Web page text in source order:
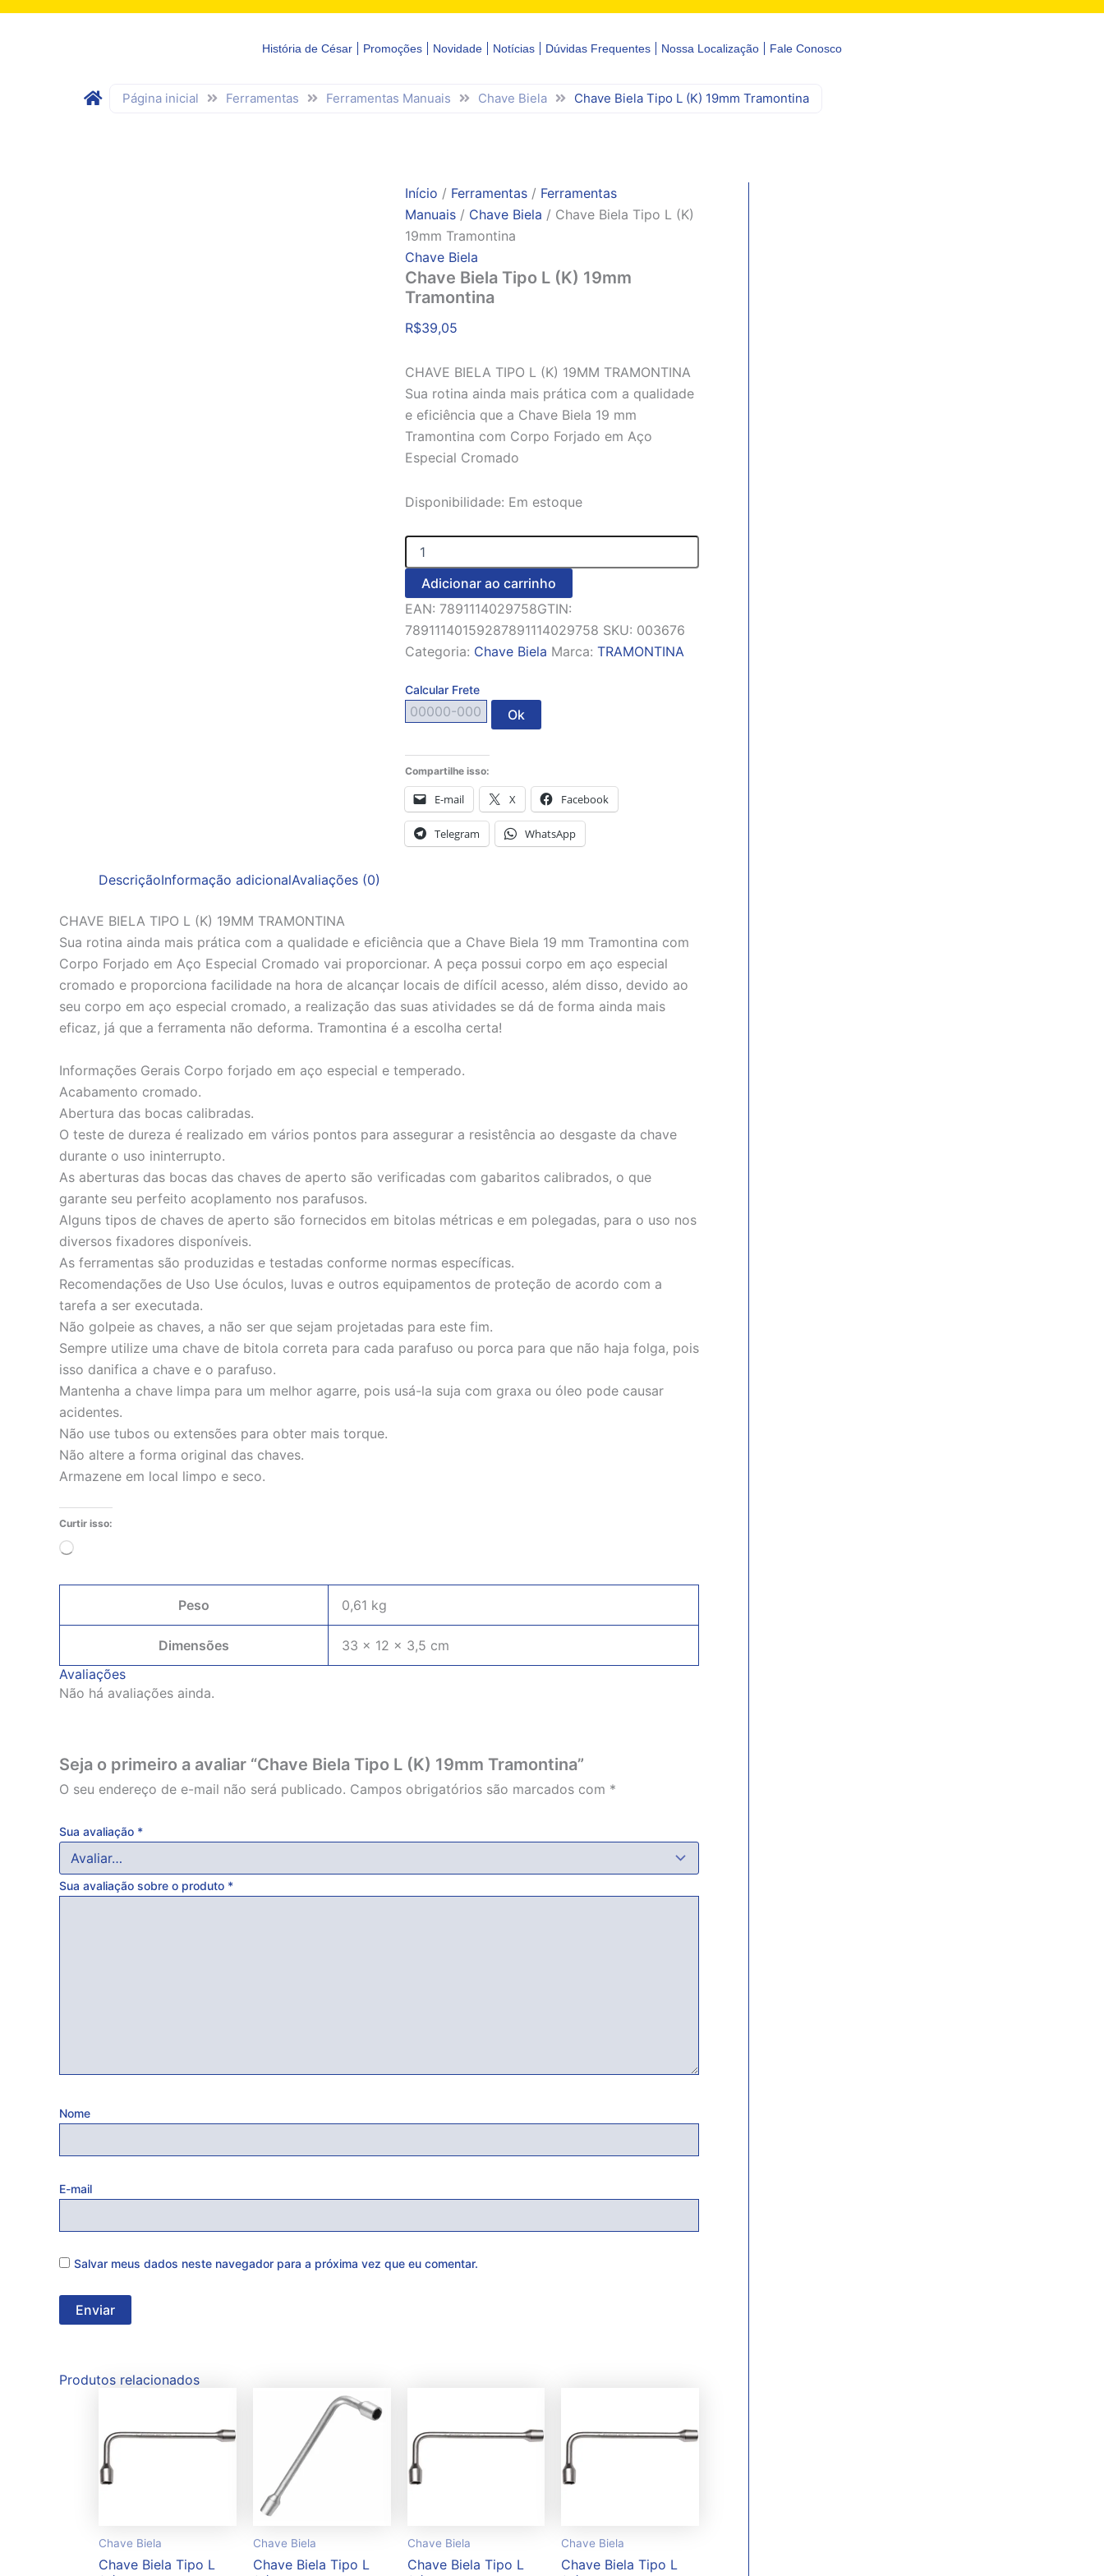
História de César Promoções Novidade Notícias Dúvidas Frequentes Nossa Localização Fale Conosco
Página inicial Ferramentas Ferramentas Manuais Chave Biela Chave Biela Tipo L (K) 19mm Tramontina
Início / Ferramentas/ Ferramentas
Manuais/ Chave Biela / Chave Biela Tipo L (K)
19mm Tramontina
Chave Biela
Chave Biela Tipo L (K) 19mm
Tramontina
R$39,05
CHAVE BIELA TIPO L (K) 19MM TRAMONTINA
Sua rotina ainda mais prática com a qualidade
e eficiência que a Chave Biela 19 mm
Tramontina com Corpo Forjado em Aço
Especial Cromado
Disponibilidade: Em estoque
Adicionar ao carrinho
EAN: 7891114029758GTIN:
78911140159287891114029758 SKU: 003676
Categoria: Chave Biela Marca: TRAMONTINA
Calcular Frete
Ok
Compartilhe isso:
E-mail X Facebook
Telegram WhatsApp
DescriçãoInformação adicionalAvaliações (0)
CHAVE BIELA TIPO L (K) 19MM TRAMONTINA
Sua rotina ainda mais prática com a qualidade e eficiência que a Chave Biela 19 mm Tramontina com
Corpo Forjado em Aço Especial Cromado vai proporcionar. A peça possui corpo em aço especial
cromado e proporciona facilidade na hora de alcançar locais de difícil acesso, além disso, devido ao
seu corpo em aço especial cromado, a realização das suas atividades se dá de forma ainda mais
eficaz, já que a ferramenta não deforma. Tramontina é a escolha certa!
Informações Gerais Corpo forjado em aço especial e temperado.
Acabamento cromado.
Abertura das bocas calibradas.
O teste de dureza é realizado em vários pontos para assegurar a resistência ao desgaste da chave
durante o uso ininterrupto.
As aberturas das bocas das chaves de aperto são verificadas com gabaritos calibrados, o que
garante seu perfeito acoplamento nos parafusos.
Alguns tipos de chaves de aperto são fornecidos em bitolas métricas e em polegadas, para o uso nos
diversos fixadores disponíveis.
As ferramentas são produzidas e testadas conforme normas específicas.
Recomendações de Uso Use óculos, luvas e outros equipamentos de proteção de acordo com a
tarefa a ser executada.
Não golpeie as chaves, a não ser que sejam projetadas para este fim.
Sempre utilize uma chave de bitola correta para cada parafuso ou porca para que não haja folga, pois
isso danifica a chave e o parafuso.
Mantenha a chave limpa para um melhor agarre, pois usá-la suja com graxa ou óleo pode causar
acidentes.
Não use tubos ou extensões para obter mais torque.
Não altere a forma original das chaves.
Armazene em local limpo e seco.
Curtir isso:
Carregando...
Peso 0,61 kg
Dimensões
33 × 12 × 3,5 cm
Avaliações
Não há avaliações ainda.
Seja o primeiro a avaliar “Chave Biela Tipo L (K) 19mm Tramontina”
O seu endereço de e-mail não será publicado. Campos obrigatórios são marcados com *
Sua avaliação *
Sua avaliação sobre o produto *
Nome
E-mail
Salvar meus dados neste navegador para a próxima vez que eu comentar.
Produtos relacionados
Chave Biela
Chave Biela Tipo L
Chave Biela
Chave Biela Tipo L
Chave Biela
Chave Biela Tipo L
Chave Biela
Chave Biela Tipo L